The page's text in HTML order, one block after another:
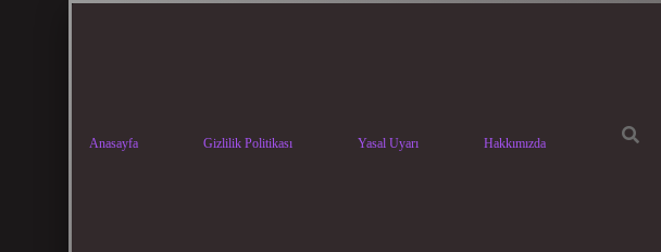
Anasayfa Gizlilik Politikası Yasal Uyarı Hakkımızda